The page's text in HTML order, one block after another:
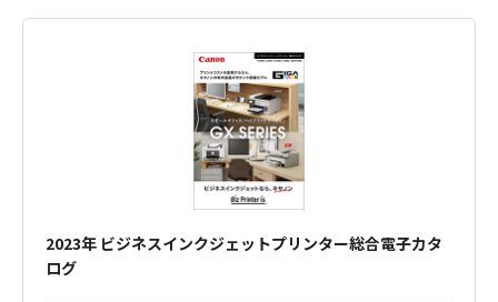
2023年 ビジネスインクジェットプリンター総合電子カタ
ログ